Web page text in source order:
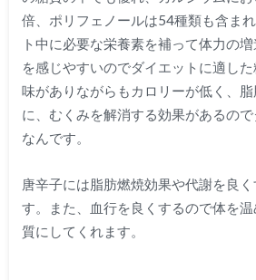
倍、ポリフェノールは54種類も含ま
ト中に必要な栄養素を補って体力の
を感じやすいのでダイエットに適し
味がありながらもカロリーが低く、
に、むくみを解消する効果があるの
なんです。
唐辛子には脂肪燃焼効果や代謝を良
す。また、血行を良くするので体を
質にしてくれます。